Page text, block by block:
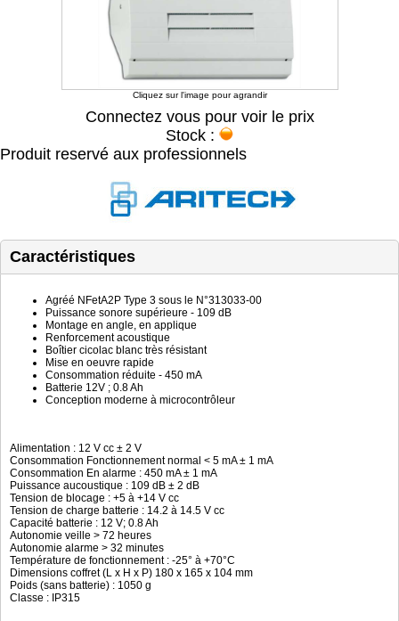
Cliquez sur l'image pour agrandir
Connectez vous pour voir le prix
Stock :
Produit reservé aux professionnels
Caractéristiques
Agréé NFetA2P Type 3 sous le N°313033-00
Puissance sonore supérieure - 109 dB
Montage en angle, en applique
Renforcement acoustique
Boîtier cicolac blanc très résistant
Mise en oeuvre rapide
Consommation réduite - 450 mA
Batterie 12V ; 0.8 Ah
Conception moderne à microcontrôleur
Alimentation : 12 V cc ± 2 V
Consommation Fonctionnement normal < 5 mA ± 1 mA
Consommation En alarme : 450 mA ± 1 mA
Puissance aucoustique : 109 dB ± 2 dB
Tension de blocage : +5 à +14 V cc
Tension de charge batterie : 14.2 à 14.5 V cc
Capacité batterie : 12 V; 0.8 Ah
Autonomie veille > 72 heures
Autonomie alarme > 32 minutes
Température de fonctionnement : -25° à +70°C
Dimensions coffret (L x H x P) 180 x 165 x 104 mm
Poids (sans batterie) : 1050 g
Classe : IP315